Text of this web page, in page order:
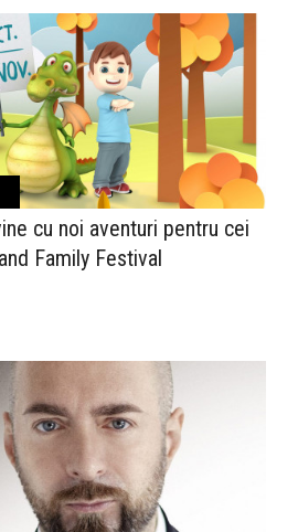
cu noi aventuri pentru cei
Family Festival